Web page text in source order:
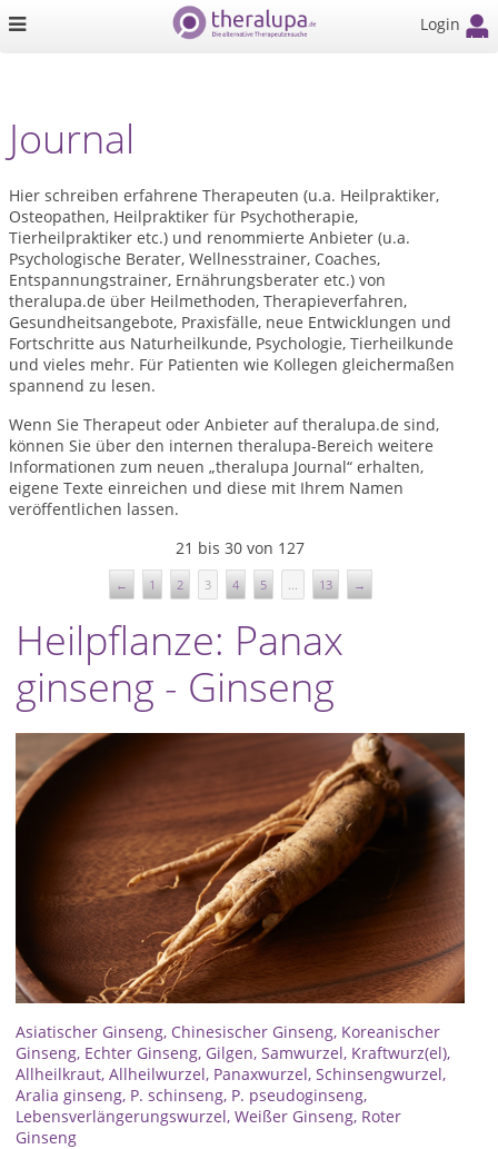
Login
Journal
Hier schreiben erfahrene Therapeuten (u.a. Heilpraktiker,
Osteopathen, Heilpraktiker für Psychotherapie,
Tierheilpraktiker etc.) und renommierte Anbieter (u.a.
Psychologische Berater, Wellnesstrainer, Coaches,
Entspannungstrainer, Ernährungsberater etc.) von
theralupa.de über Heilmethoden, Therapieverfahren,
Gesundheitsangebote, Praxisfälle, neue Entwicklungen und
Fortschritte aus Naturheilkunde, Psychologie, Tierheilkunde
und vieles mehr. Für Patienten wie Kollegen gleichermaßen
spannend zu lesen.
Wenn Sie Therapeut oder Anbieter auf theralupa.de sind,
können Sie über den internen theralupa-Bereich weitere
Informationen zum neuen „theralupa Journal“ erhalten,
eigene Texte einreichen und diese mit Ihrem Namen
veröffentlichen lassen.
21 bis 30 von 127
← 1 2 3 4 5 ... 13 →
Heilpflanze: Panax
ginseng - Ginseng
Asiatischer Ginseng, Chinesischer Ginseng, Koreanischer
Ginseng, Echter Ginseng, Gilgen, Samwurzel, Kraftwurz(el),
Allheilkraut, Allheilwurzel, Panaxwurzel, Schinsengwurzel,
Aralia ginseng, P. schinseng, P. pseudoginseng,
Lebensverlängerungswurzel, Weißer Ginseng, Roter
Ginseng